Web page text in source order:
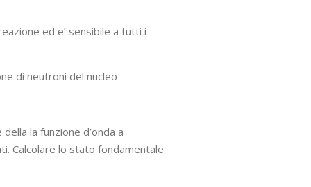
ed e’ sensibile a tutti i
di neutroni del nucleo
la funzione d’onda a
Calcolare lo stato fondamentale